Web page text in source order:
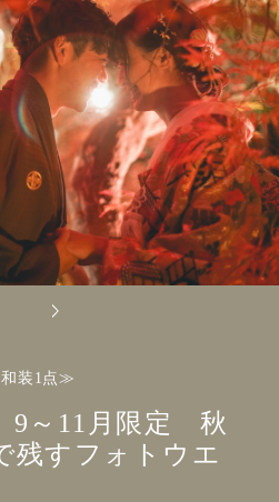
装1点≫
9～11月限定 秋
残すフォトウエ